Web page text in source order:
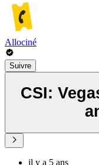
Allociné
Suivre
CSI:
il y a 5 ans